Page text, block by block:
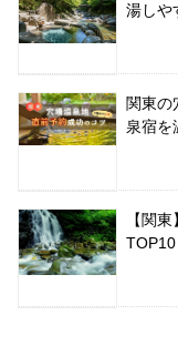
湯しや
関東の
泉宿を
【関
TOP10